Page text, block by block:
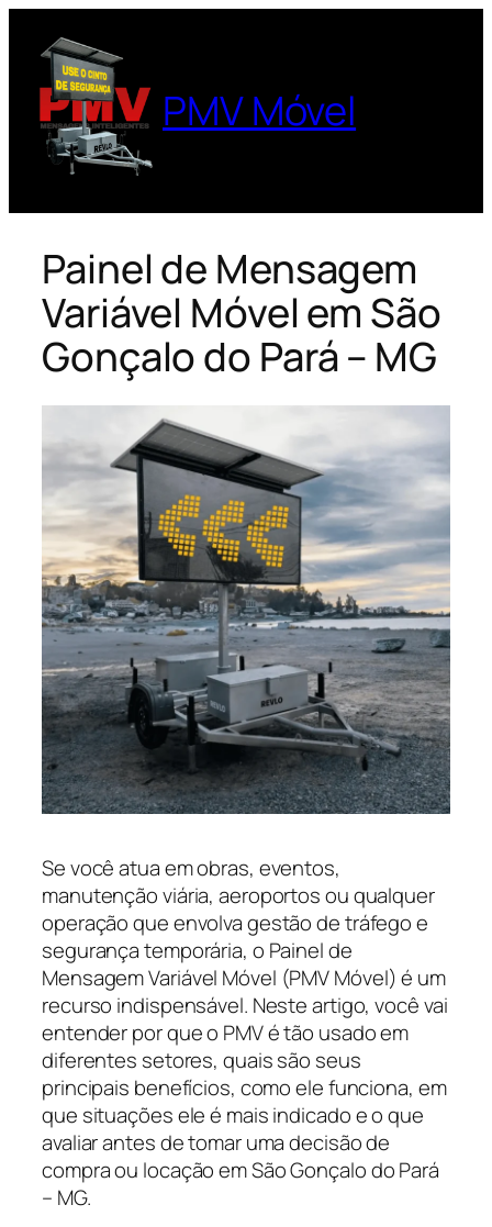
para
conteúdo
PMV Móvel
Painel de Mensagem
Variável Móvel em São
Gonçalo do Pará – MG
Se você atua em obras, eventos,
manutenção viária, aeroportos ou qualquer
operação que envolva gestão de tráfego e
segurança temporária, o Painel de
Mensagem Variável Móvel (PMV Móvel) é um
recurso indispensável. Neste artigo, você vai
entender por que o PMV é tão usado em
diferentes setores, quais são seus
principais benefícios, como ele funciona, em
que situações ele é mais indicado e o que
avaliar antes de tomar uma decisão de
compra ou locação em São Gonçalo do Pará
– MG.